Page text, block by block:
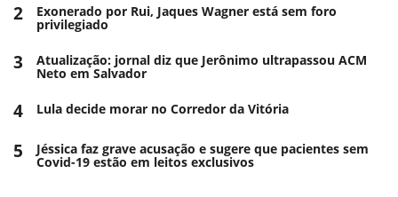
2 Exonerado por Rui, Jaques Wagner está sem foro
privilegiado
3 Atualização: jornal diz que Jerônimo ultrapassou ACM
Neto em Salvador
4 Lula decide morar no Corredor da Vitória
5 Jéssica faz grave acusação e sugere que pacientes sem
Covid-19 estão em leitos exclusivos